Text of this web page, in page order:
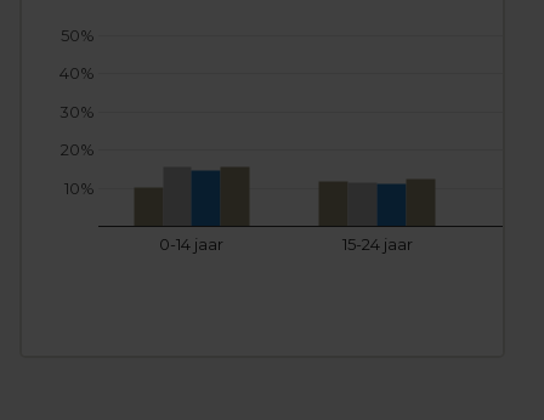
0-14 jaar 15-24 jaar
10%
20%
30%
40%
50%